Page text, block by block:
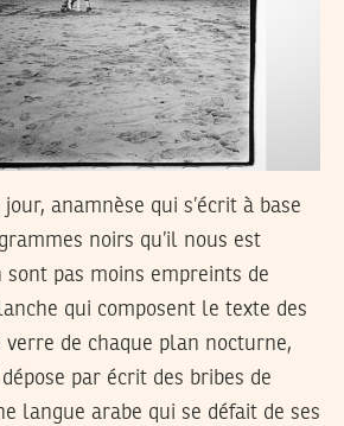
anamnèse qui s’écrit à base
noirs qu’il nous est
sont pas moins empreints de
qui composent le texte des
verre de chaque plan nocturne,
par écrit des bribes de
langue arabe qui se défait de ses